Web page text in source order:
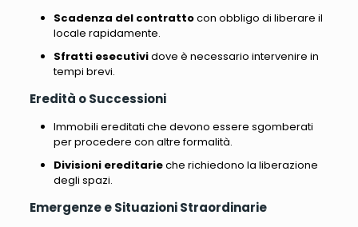
Scadenza del contrattocon obbligo di liberare il
locale rapidamente.
Sfratti esecutividove è necessario intervenire in
tempi brevi.
Eredità o Successioni
Immobili ereditati che devono essere sgomberati
per procedere con altre formalità.
Divisioni ereditarieche richiedono la liberazione
degli spazi.
Emergenze e Situazioni Straordinarie